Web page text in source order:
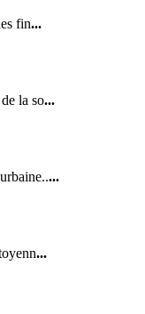
fin...
la so...
...
...